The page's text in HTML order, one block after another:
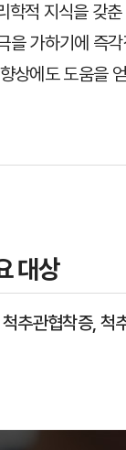
학적 지식을 갖
을 가하기에 즉
상에도 도움을
대상
추관협착증, 척